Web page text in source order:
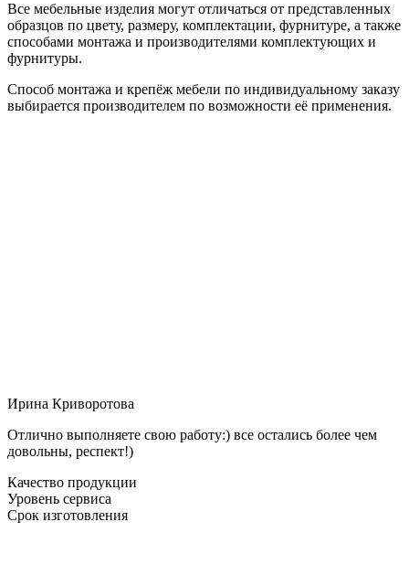
Все мебельные изделия могут отличаться от представленных
образцов по цвету, размеру, комплектации, фурнитуре, а также
способами монтажа и производителями комплектующих и
фурнитуры.
Способ монтажа и крепёж мебели по индивидуальному заказу
выбирается производителем по возможности её применения.
Ирина Криворотова
Отлично выполняете свою работу:) все остались более чем
довольны, респект!)
Качество продукции
Уровень сервиса
Срок изготовления